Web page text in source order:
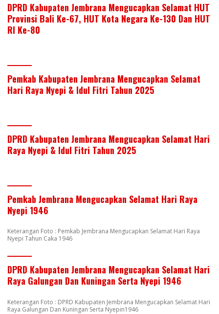
DPRD Kabupaten Jembrana Mengucapkan Selamat HUT
Provinsi Bali Ke-67, HUT Kota Negara Ke-130 Dan HUT
RI Ke-80
Pemkab Kabupaten Jembrana Mengucapkan Selamat
Hari Raya Nyepi & Idul Fitri Tahun 2025
DPRD Kabupaten Jembrana Mengucapkan Selamat Hari
Raya Nyepi & Idul Fitri Tahun 2025
Pemkab Jembrana Mengucapkan Selamat Hari Raya
Nyepi 1946
Keterangan Foto : Pemkab Jembrana Mengucapkan Selamat Hari Raya
Nyepi Tahun Caka 1946
DPRD Kabupaten Jembrana Mengucapkan Selamat Hari
Raya Galungan Dan Kuningan Serta Nyepi 1946
Keterangan Foto : DPRD Kabupaten Jembrana Mengucapkan Selamat Hari
Raya Galungan Dan Kuningan Serta Nyepin1946